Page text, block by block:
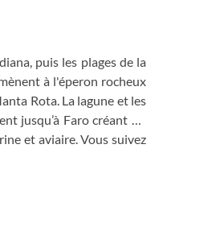
puis les plages de la
à l'éperon rocheux
Rota. La lagune et les
jusqu’à Faro créant un
et aviaire. Vous suivez
Tavira, l’une des plus
traversant vergers,